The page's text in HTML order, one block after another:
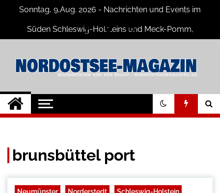
Sonntag, 9,Aug. 2026 - Nachrichten und Events im
Süden Schleswig-Holsteins und Meck-Pomm,
Nord-Ostsee-
Magazine Blog
Der Blog der Nord-Ostsee Magazine
brunsbüttel port